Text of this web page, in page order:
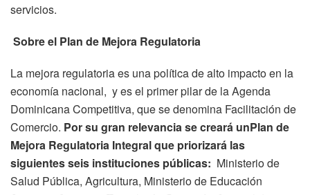
servicios.
Sobre el Plan de Mejora Regulatoria
La mejora regulatoria es una política de alto impacto en la
economía nacional, y es el primer pilar de la Agenda
Dominicana Competitiva, que se denomina Facilitación de
Comercio. Por su gran relevancia se creará unPlan de
Mejora Regulatoria Integral que priorizará las
siguientes seis instituciones públicas: Ministerio de
Salud Pública, Agricultura, Ministerio de Educación